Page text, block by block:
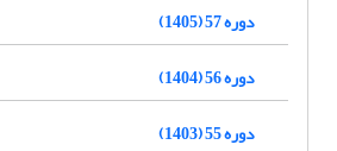
دوره 57 (1405)
دوره 56 (1404)
دوره 55 (1403)